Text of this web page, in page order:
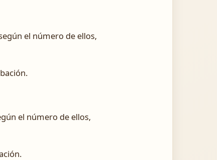
el número de ellos,
el número de ellos,